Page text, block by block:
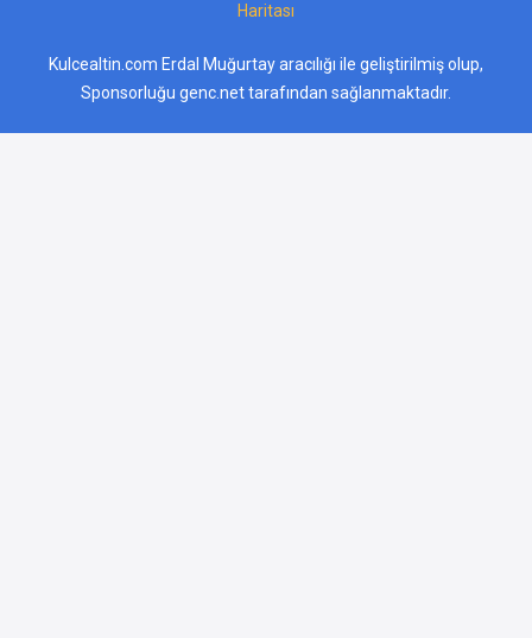
Haritası
Kulcealtin.com Erdal Muğurtay aracılığı ile geliştirilmiş olup,
Sponsorluğu genc.net tarafından sağlanmaktadır.